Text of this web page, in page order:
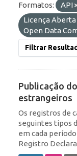
Formatos:
API
Licença Aberta
Open Data
Filtrar
Publicação
estrangeiros
Os registros de
seguintes tipos
em cada
Registro